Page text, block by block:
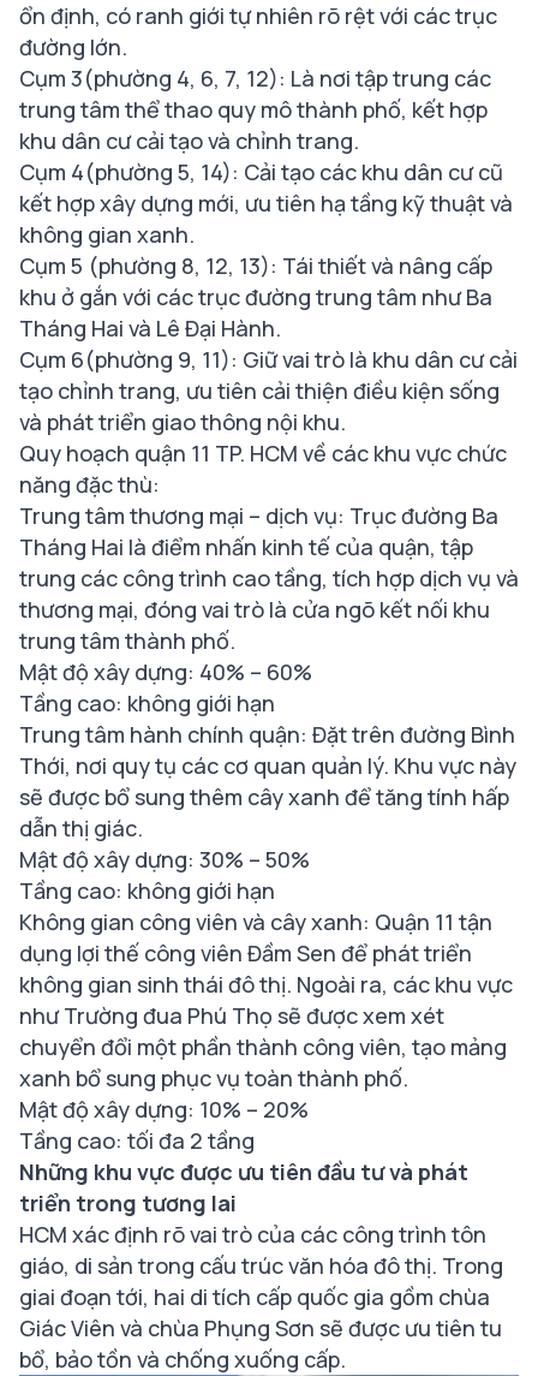
ổn định, có ranh giới tự nhiên rõ rệt với các trục
đường lớn.
Cụm 3(phường 4, 6, 7, 12): Là nơi tập trung các
trung tâm thể thao quy mô thành phố, kết hợp
khu dân cư cải tạo và chỉnh trang.
Cụm 4(phường 5, 14): Cải tạo các khu dân cư cũ
kết hợp xây dựng mới, ưu tiên hạ tầng kỹ thuật và
không gian xanh.
Cụm 5 (phường 8, 12, 13): Tái thiết và nâng cấp
khu ở gắn với các trục đường trung tâm như Ba
Tháng Hai và Lê Đại Hành.
Cụm 6(phường 9, 11): Giữ vai trò là khu dân cư cải
tạo chỉnh trang, ưu tiên cải thiện điều kiện sống
và phát triển giao thông nội khu.
Quy hoạch quận 11 TP. HCM về các khu vực chức
năng đặc thù:
Trung tâm thương mại – dịch vụ: Trục đường Ba
Tháng Hai là điểm nhấn kinh tế của quận, tập
trung các công trình cao tầng, tích hợp dịch vụ và
thương mại, đóng vai trò là cửa ngõ kết nối khu
trung tâm thành phố.
Mật độ xây dựng: 40% – 60%
Tầng cao: không giới hạn
Trung tâm hành chính quận: Đặt trên đường Bình
Thới, nơi quy tụ các cơ quan quản lý. Khu vực này
sẽ được bổ sung thêm cây xanh để tăng tính hấp
dẫn thị giác.
Mật độ xây dựng: 30% – 50%
Tầng cao: không giới hạn
Không gian công viên và cây xanh: Quận 11 tận
dụng lợi thế công viên Đầm Sen để phát triển
không gian sinh thái đô thị. Ngoài ra, các khu vực
như Trường đua Phú Thọ sẽ được xem xét
chuyển đổi một phần thành công viên, tạo mảng
xanh bổ sung phục vụ toàn thành phố.
Mật độ xây dựng: 10% – 20%
Tầng cao: tối đa 2 tầng
Những khu vực được ưu tiên đầu tư và phát
triển trong tương lai
HCM xác định rõ vai trò của các công trình tôn
giáo, di sản trong cấu trúc văn hóa đô thị. Trong
giai đoạn tới, hai di tích cấp quốc gia gồm chùa
Giác Viên và chùa Phụng Sơn sẽ được ưu tiên tu
bổ, bảo tồn và chống xuống cấp.